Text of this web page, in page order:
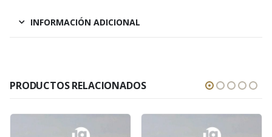
INFORMACIÓN ADICIONAL
PRODUCTOS RELACIONADOS